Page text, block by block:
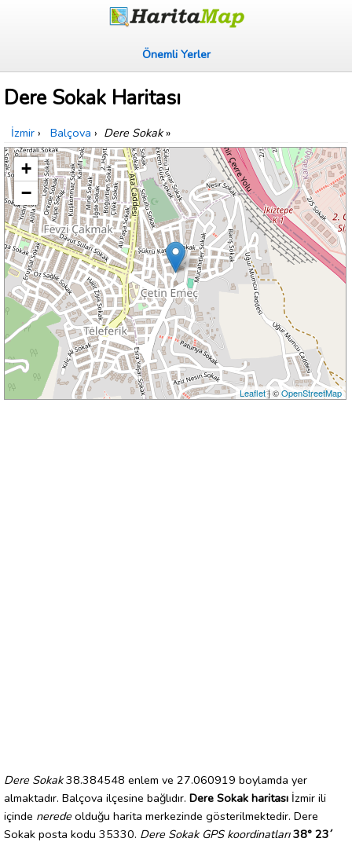
Önemli Yerler
Dere Sokak Haritası
İzmir › Balçova › Dere Sokak»
+
−
Leaflet| ©OpenStreetMap
Dere Sokak38.384548 enlem ve 27.060919 boylamda yer
almaktadır. Balçova ilçesine bağlıdır. Dere Sokak haritası İzmir ili
içinde nerede olduğu harita merkezinde gösterilmektedir. Dere
Sokak posta kodu 35330. Dere Sokak GPS koordinatları 38° 23´